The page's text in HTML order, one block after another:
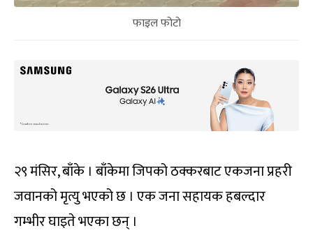
फाइल फोटो
२९ मंसिर, बाँके । बाँकेमा जिपको ठक्करबाट एकजना प्रहरी
जवानको मृत्यु भएको छ । एक जना सहायक हबल्दार
गम्भीर घाइते भएका छन् ।